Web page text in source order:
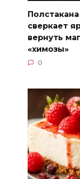
сверкает
вернуть
«химозы»
0